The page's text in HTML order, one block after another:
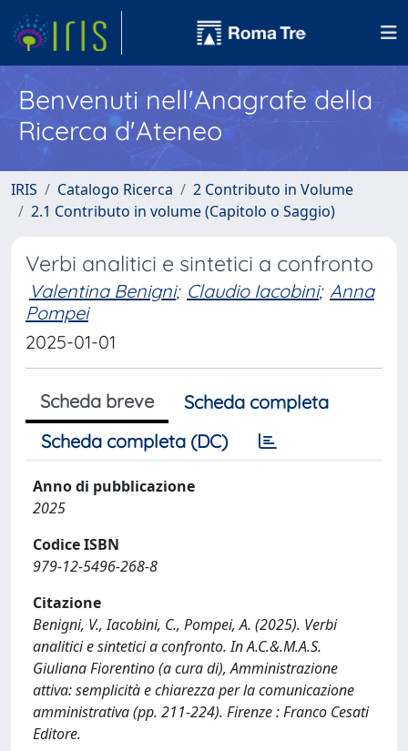
Benvenuti nell'Anagrafe della
Ricerca d'Ateneo
IRIS Catalogo Ricerca
2 Contributo in Volume
2.1 Contributo in volume (Capitolo o Saggio)
Verbi analitici e sintetici a confronto
Valentina Benigni; Claudio Iacobini; Anna
Pompei
2025-01-01
Scheda breve
Scheda completa
Scheda completa (DC)
Anno di pubblicazione
2025
Codice ISBN
979-12-5496-268-8
Citazione
Benigni, V., Iacobini, C., Pompei, A. (2025). Verbi
analitici e sintetici a confronto. In A.C.&.M.A.S.
Giuliana Fiorentino (a cura di), Amministrazione
attiva: semplicità e chiarezza per la comunicazione
amministrativa (pp. 211-224). Firenze : Franco Cesati
Editore.